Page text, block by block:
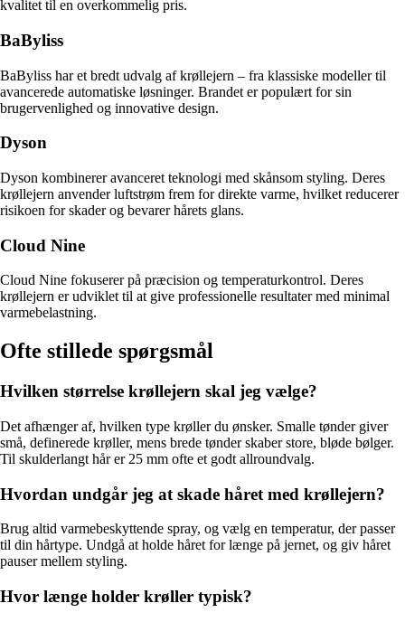
kvalitet til en overkommelig pris.
BaByliss
BaByliss har et bredt udvalg af krøllejern – fra klassiske modeller til
avancerede automatiske løsninger. Brandet er populært for sin
brugervenlighed og innovative design.
Dyson
Dyson kombinerer avanceret teknologi med skånsom styling. Deres
krøllejern anvender luftstrøm frem for direkte varme, hvilket reducerer
risikoen for skader og bevarer hårets glans.
Cloud Nine
Cloud Nine fokuserer på præcision og temperaturkontrol. Deres
krøllejern er udviklet til at give professionelle resultater med minimal
varmebelastning.
Ofte stillede spørgsmål
Hvilken størrelse krøllejern skal jeg vælge?
Det afhænger af, hvilken type krøller du ønsker. Smalle tønder giver
små, definerede krøller, mens brede tønder skaber store, bløde bølger.
Til skulderlangt hår er 25 mm ofte et godt allroundvalg.
Hvordan undgår jeg at skade håret med krøllejern?
Brug altid varmebeskyttende spray, og vælg en temperatur, der passer
til din hårtype. Undgå at holde håret for længe på jernet, og giv håret
pauser mellem styling.
Hvor længe holder krøller typisk?